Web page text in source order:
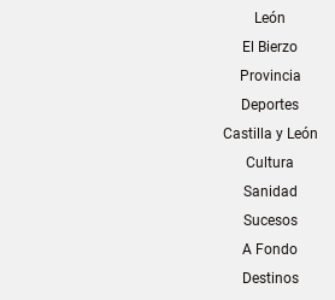
León
El Bierzo
Provincia
Deportes
Castilla y León
Cultura
Sanidad
Sucesos
A Fondo
Destinos